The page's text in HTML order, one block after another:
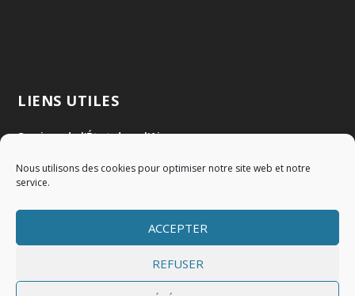
Nous utilisons des cookies pour optimiser notre site web et notre
service.
ACCEPTER
REFUSER
LIENS UTILES
Services de l'État dans l'Ain
Communauté de Communes Val de Saône Centre
SMIDOM